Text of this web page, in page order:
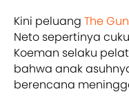
Kini peluang The
Neto sepertinya
Koeman selaku
bahwa anak
berencana